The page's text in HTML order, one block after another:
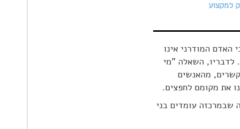
למקצוע
האדם המודרני אינו
לדבריו, השאלה "מי
מהאנשים
את מקומם לחפצים.
שבמרכזה עומדים בני